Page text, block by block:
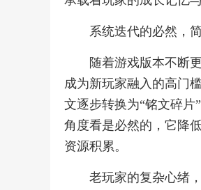
系统迭代的必然，
随着游戏版本不断
成为新玩家融入的高门
文逐步转换为“铭文碎片
角度看是必然的，它降
资源积累。
老玩家的复杂心绪